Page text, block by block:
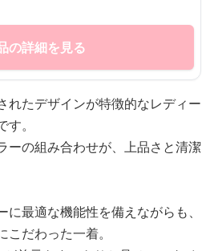
の詳細を見る
れたデザインが特徴的なレディー
。
ーの組み合わせが、上品さと清潔
最適な機能性を備えながらも、
だわった一着。